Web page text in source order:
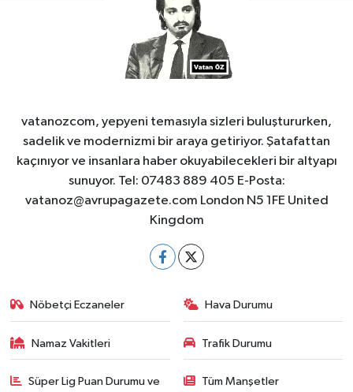
vatanozcom, yepyeni temasıyla sizleri buluştururken,
sadelik ve modernizmi bir araya getiriyor. Şatafattan
kaçınıyor ve insanlara haber okuyabilecekleri bir altyapı
sunuyor. Tel: 07483 889 405 E-Posta:
vatanoz@avrupagazete.com London N5 1FE United
Kingdom
Nöbetçi Eczaneler Hava Durumu
Namaz Vakitleri Trafik Durumu
Süper Lig Puan Durumu ve Tüm Manşetler